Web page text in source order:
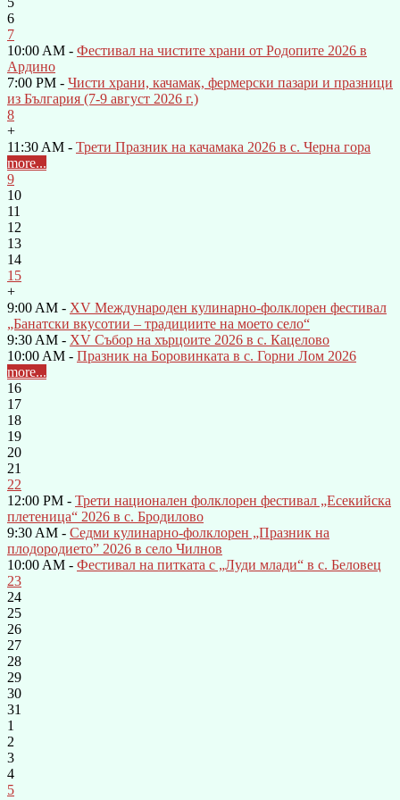
6
7
10:00 AM - Фестивал на чистите храни от Родопите 2026 в
Ардино
7:00 PM - Чисти храни, качамак, фермерски пазари и празници
из България (7-9 август 2026 г.)
8
+
11:30 AM - Трети Празник на качамака 2026 в с. Черна гора
more...
9
10
11
12
13
14
15
+
9:00 AM - XV Международен кулинарно-фолклорен фестивал
„Банатски вкусотии – традициите на моето село“
9:30 AM - XV Събор на хърцоите 2026 в с. Кацелово
10:00 AM - Празник на Боровинката в с. Горни Лом 2026
more...
16
17
18
19
20
21
22
12:00 PM - Трети национален фолклорен фестивал „Есекийска
плетеница“ 2026 в с. Бродилово
9:30 AM - Седми кулинарно-фолклорен „Празник на
плодородието” 2026 в село Чилнов
10:00 AM - Фестивал на питката с „Луди млади“ в с. Беловец
23
24
25
26
27
28
29
30
31
1
2
3
4
5